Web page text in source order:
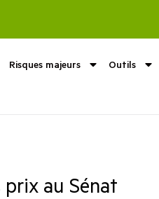
Risques majeurs
Outils
prix au Sénat